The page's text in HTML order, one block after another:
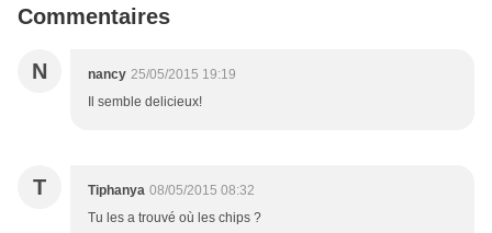
Commentaires
N nancy 25/05/2015 19:19
Il semble delicieux!
T Tiphanya 08/05/2015 08:32
Tu les a trouvé où les chips ?